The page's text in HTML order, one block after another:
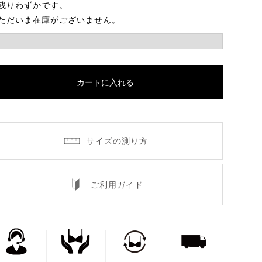
りわずかです。
だいま在庫がございません。
カートに入れる
サイズの測り方
ご利用ガイド